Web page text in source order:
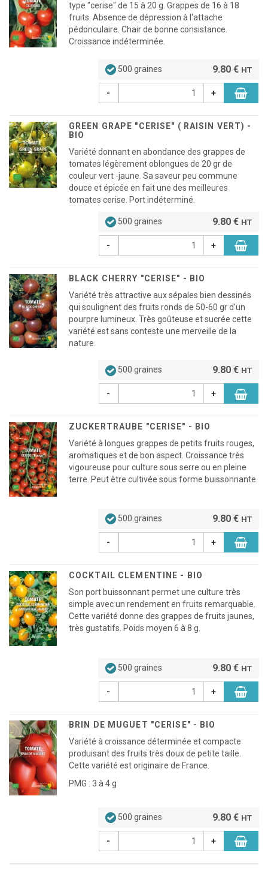
type "cerise" de 15 à 20 g. Grappes de 16 à 18
fruits. Absence de dépression à l'attache
pédonculaire. Chair de bonne consistance.
Croissance indéterminée.
500 graines 9.80 € HT
- +
GREEN GRAPE "CERISE" ( RAISIN VERT) -
BIO
Variété donnant en abondance des grappes de
tomates légèrement oblongues de 20 gr de
couleur vert -jaune. Sa saveur peu commune
douce et épicée en fait une des meilleures
tomates cerise. Port indéterminé.
500 graines 9.80 € HT
- +
BLACK CHERRY "CERISE" - BIO
Variété très attractive aux sépales bien dessinés
qui soulignent des fruits ronds de 50-60 gr d'un
pourpre lumineux. Très goûteuse et sucrée cette
variété est sans conteste une merveille de la
nature.
500 graines 9.80 € HT
- +
ZUCKERTRAUBE "CERISE" - BIO
Variété à longues grappes de petits fruits rouges,
aromatiques et de bon aspect. Croissance très
vigoureuse pour culture sous serre ou en pleine
terre. Peut être cultivée sous forme buissonnante.
500 graines 9.80 € HT
- +
COCKTAIL CLEMENTINE - BIO
Son port buissonnant permet une culture très
simple avec un rendement en fruits remarquable.
Cette variété donne des grappes de fruits jaunes,
très gustatifs. Poids moyen 6 à 8 g.
500 graines 9.80 € HT
- +
BRIN DE MUGUET "CERISE" - BIO
Variété à croissance déterminée et compacte
produisant des fruits très doux de petite taille.
Cette variété est originaire de France.
PMG : 3 à 4 g
500 graines 9.80 € HT
- +